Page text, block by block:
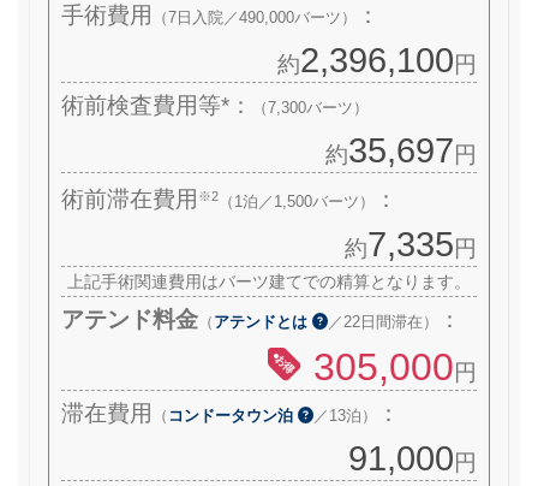
手術費用 （7日入院／490,000バーツ）
：
約2,396,100円
術前検査費用等*：
（7,300バーツ）
約35,697円
術前滞在費用 ※2 （1泊／1,500バーツ）
：
約7,335円
上記手術関連費用はバーツ建てでの精算となります。
アテンド料金 （ アテンドとは ／22日間滞在） ：
お得 305,000円
滞在費用
（ コンドータウン泊 ／13泊） ：
91,000円